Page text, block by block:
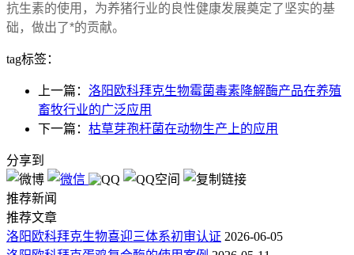
抗生素的使用，为养猪行业的良性健康发展奠定了坚实的基
础，做出了*的贡献。
tag标签：
上一篇： 洛阳欧科拜克生物霉菌毒素降解酶产品在养殖
畜牧行业的广泛应用
下一篇： 枯草芽孢杆菌在动物生产上的应用
分享到
推荐新闻
推荐文章
洛阳欧科拜克生物喜迎三体系初审认证 2026-06-05